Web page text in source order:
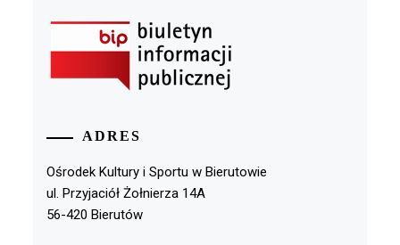
ADRES
Ośrodek Kultury i Sportu w Bierutowie
ul. Przyjaciół Żołnierza 14A
56-420 Bierutów